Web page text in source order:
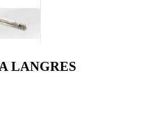
LANGRES